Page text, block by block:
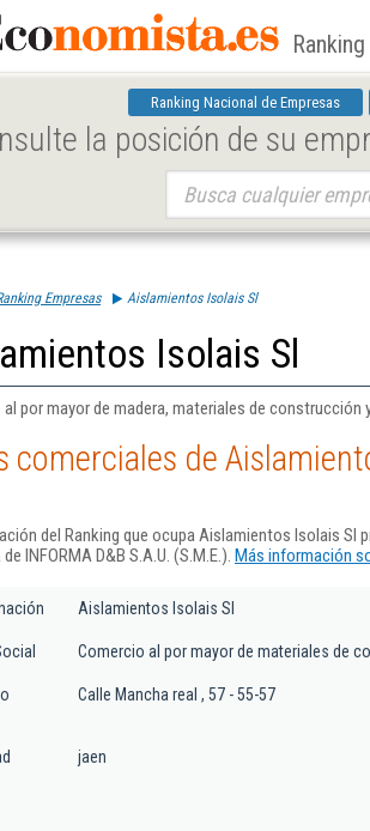
Ranking Nacional de Empresas
la posición de su
Empresas Aislamientos Isolais Sl
Isolais Sl
por mayor de madera, materiales de construcción
comerciales de
del Ranking que ocupa Aislamientos Isolais Sl
INFORMA D&B S.A.U. (S.M.E.). Más información
Aislamientos Isolais Sl
Comercio al por mayor de materiales de
Calle Mancha real , 57 - 55-57
jaen